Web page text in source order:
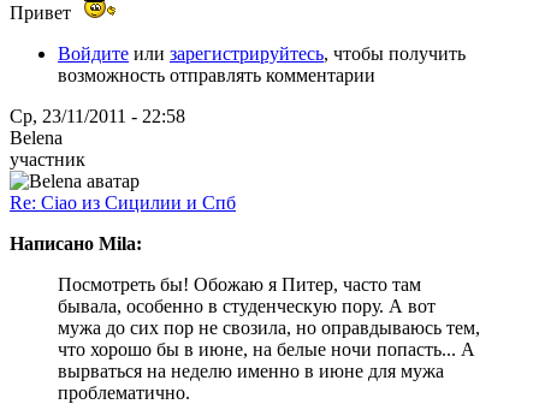
Привет
Войдите или зарегистрируйтесь, чтобы получить
возможность отправлять комментарии
Ср, 23/11/2011 - 22:58
Belena
участник
Re: Ciao из Сицилии и Спб
Написано Mila:
Посмотреть бы! Обожаю я Питер, часто там
бывала, особенно в студенческую пору. А вот
мужа до сих пор не свозила, но оправдываюсь тем,
что хорошо бы в июне, на белые ночи попасть... А
вырваться на неделю именно в июне для мужа
проблематично.